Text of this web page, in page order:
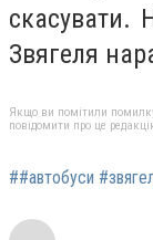
скасувати.
Звягеля
Якщо ви помітили
повідомити про це
##автобуси